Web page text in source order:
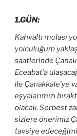
1.GÜN:
Kahvaltı molası
yolculuğum
saatlerinde
Eceabat’a
ile Çanakkale’ye
eşyalarımızı
olacak. Serbest
sizlere önerimiz
tavsiye